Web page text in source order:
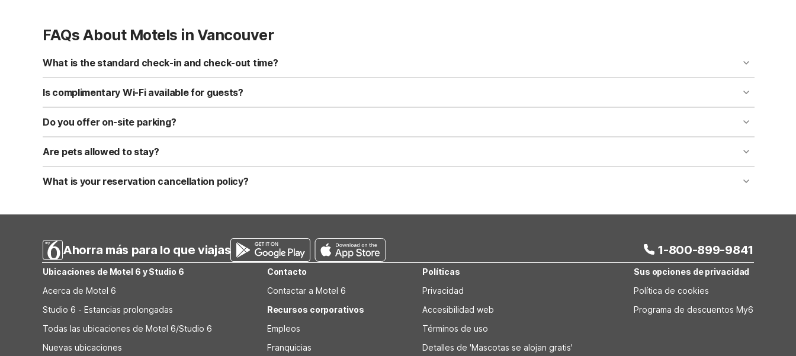
FAQs About Motels in Vancouver
What is the standard check-in and check-out time?
Standard check-in time is at 3:00 PM, and check-out is at 11:00 AM. Early check-in and late check-out requests are subject to availability and may incur additional charges.
Is complimentary Wi-Fi available for guests?
Yes, we provide complimentary high-speed Wi-Fi access for all registered guests in their rooms and throughout the common areas of the property.
Do you offer on-site parking?
Yes, free self-parking is available on-site for all our guests. We also offer parking spaces for larger vehicles, subject to availability.
Are pets allowed to stay?
Yes, we are a pet-friendly property. A maximum of two well-behaved pets are welcome per room. Please check with the front desk regarding specific pet policies and any
applicable fees.
What is your reservation cancellation policy?
Ahorra más para lo que viajas 1-800-899-9841
Ubicaciones de Motel 6 y Studio 6
Acerca de Motel 6
Studio 6 - Estancias prolongadas
Todas las ubicaciones de Motel 6/Studio 6
Nuevas ubicaciones
Contacto
Contactar a Motel 6
Recursos corporativos
Empleos
Franquicias
Políticas
Privacidad
Accesibilidad web
Términos de uso
Detalles de 'Mascotas se alojan gratis'
Sus opciones de privacidad
Política de cookies
Programa de descuentos My6